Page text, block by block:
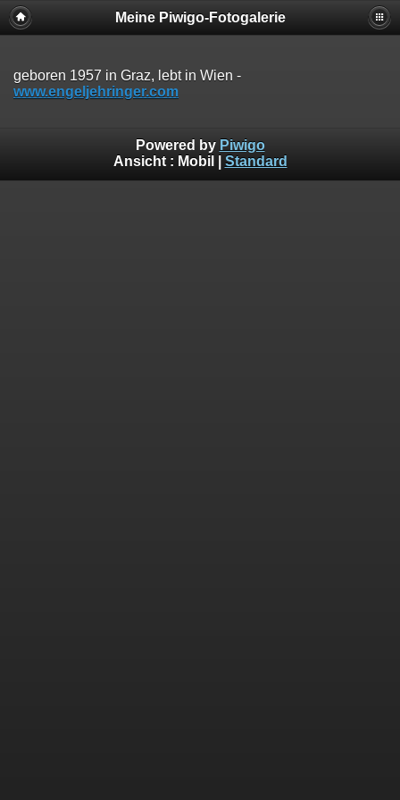
Meine Piwigo-Fotogalerie
geboren 1957 in Graz, lebt in Wien -
www.engeljehringer.com
Powered by Piwigo
Ansicht : Mobil Standard